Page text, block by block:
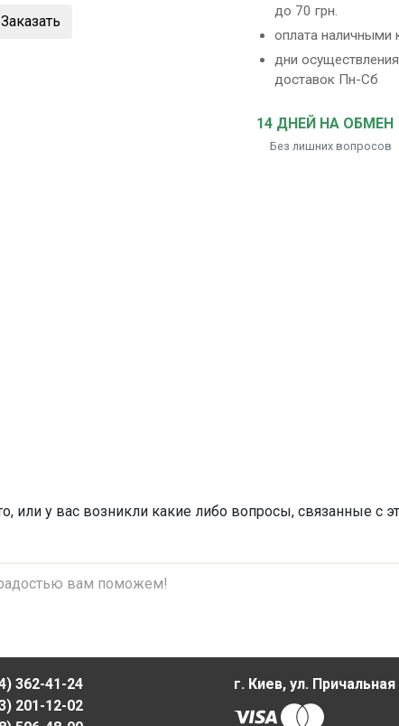
Заказать
до 70 грн.
оплата наличными
дни осуществления
доставок Пн-Сб
14 ДНЕЙ НА ОБМЕН
Без лишних вопросов
или у вас возникли какие либо вопросы, связанные с
радостью вам поможем!
362-41-24
201-12-02
г. Киев, ул. Причальная